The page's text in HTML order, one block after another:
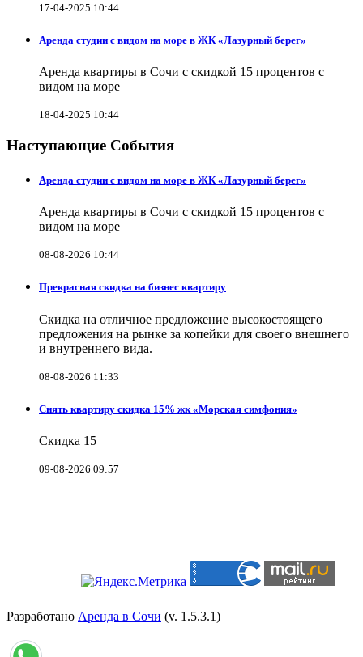
17-04-2025 10:44
Аренда студии с видом на море в ЖК «Лазурный берег»
Аренда квартиры в Сочи с скидкой 15 процентов с
видом на море
18-04-2025 10:44
Наступающие События
Аренда студии с видом на море в ЖК «Лазурный берег»
Аренда квартиры в Сочи с скидкой 15 процентов с
видом на море
08-08-2026 10:44
Прекрасная скидка на бизнес квартиру
Скидка на отличное предложение высокостоящего
предложения на рынке за копейки для своего внешнего
и внутреннего вида.
08-08-2026 11:33
Снять квартиру скидка 15% жк «Морская симфония»
Скидка 15
09-08-2026 09:57
Разработано Аренда в Сочи (v. 1.5.3.1)